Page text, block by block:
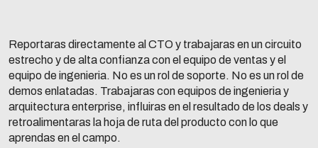
Reportaras directamente al CTO y trabajaras en un circuito
estrecho y de alta confianza con el equipo de ventas y el
equipo de ingenieria. No es un rol de soporte. No es un rol de
demos enlatadas. Trabajaras con equipos de ingenieria y
arquitectura enterprise, influiras en el resultado de los deals y
retroalimentaras la hoja de ruta del producto con lo que
aprendas en el campo.